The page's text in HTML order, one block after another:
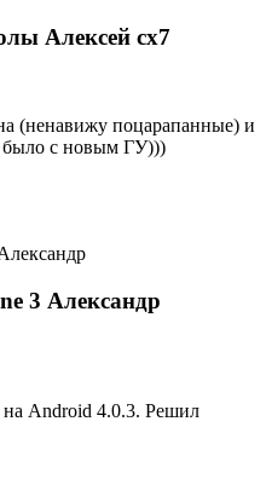
Алексей сх7
(ненавижу поцарапанные) и
было с новым ГУ)))
3 Александр
на Android 4.0.3. Решил